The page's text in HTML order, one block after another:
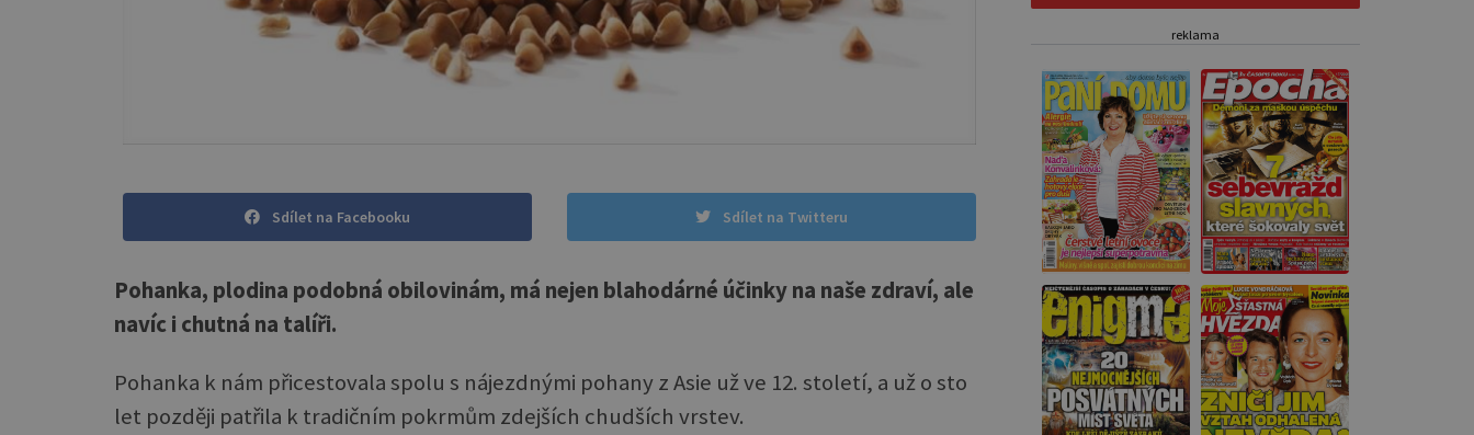
Sdílet na Facebooku Sdílet na Twitteru
Pohanka, plodina podobná obilovinám, má nejen blahodárné účinky na naše zdraví, ale
navíc i chutná na talíři.
Pohanka k nám přicestovala spolu s nájezdnými pohany z Asie už ve 12. století, a už o sto
let později patřila k tradičním pokrmům zdejších chudších vrstev.
reklama